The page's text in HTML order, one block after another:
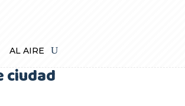
AL AIRE
ciudad